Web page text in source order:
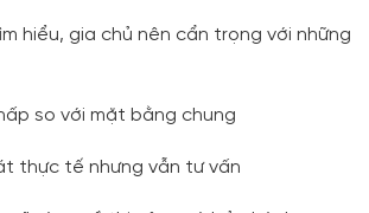
hiểu, gia chủ nên cẩn trọng với những
so với mặt bằng chung
thực tế nhưng vẫn tư vấn